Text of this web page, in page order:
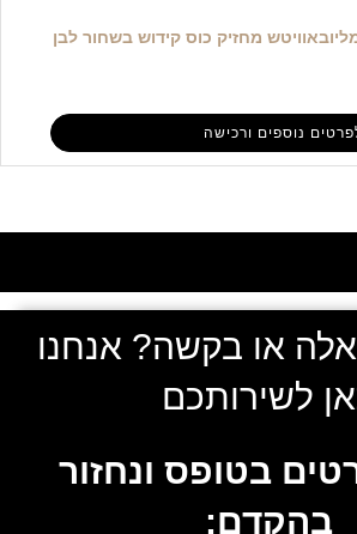
נוספים ורכישה
או בקשה? אנחנו
לשירותכם
בטופס ונחזור
בהקדם: